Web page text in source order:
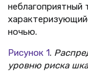
неблагоприятный
ночью.
Рисунок 1.
уровню риска